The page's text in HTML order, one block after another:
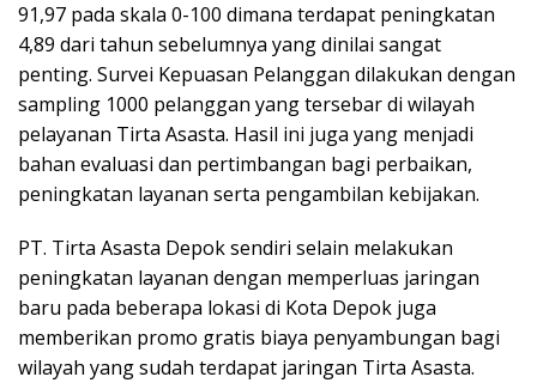
91,97 pada skala 0-100 dimana terdapat peningkatan
4,89 dari tahun sebelumnya yang dinilai sangat
penting. Survei Kepuasan Pelanggan dilakukan dengan
sampling 1000 pelanggan yang tersebar di wilayah
pelayanan Tirta Asasta. Hasil ini juga yang menjadi
bahan evaluasi dan pertimbangan bagi perbaikan,
peningkatan layanan serta pengambilan kebijakan.
PT. Tirta Asasta Depok sendiri selain melakukan
peningkatan layanan dengan memperluas jaringan
baru pada beberapa lokasi di Kota Depok juga
memberikan promo gratis biaya penyambungan bagi
wilayah yang sudah terdapat jaringan Tirta Asasta.